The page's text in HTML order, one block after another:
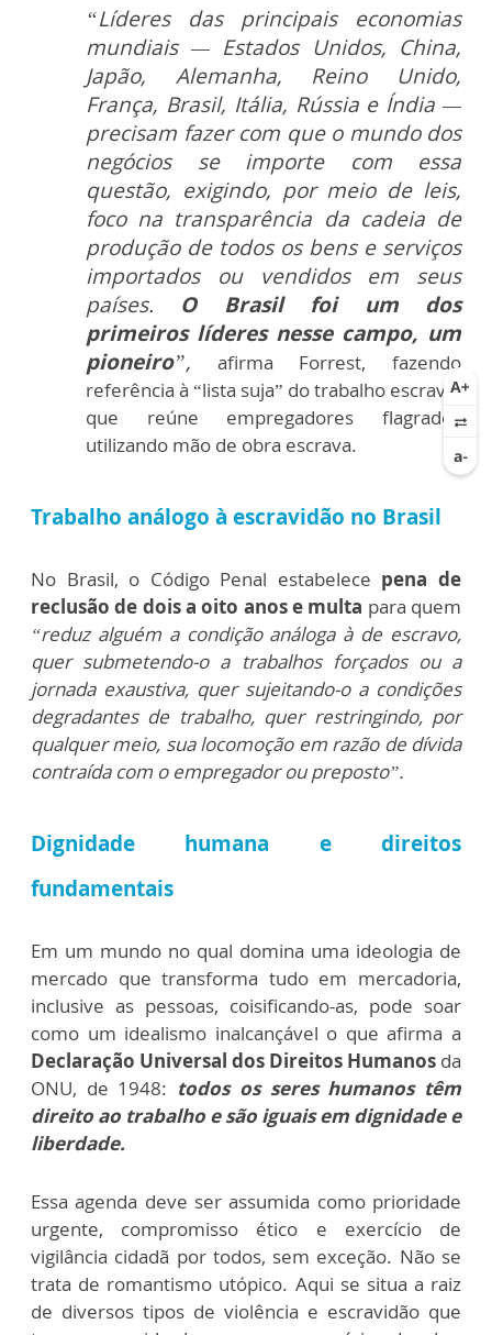
“Líderes das principais economias
mundiais — Estados Unidos, China,
Japão, Alemanha, Reino Unido,
França, Brasil, Itália, Rússia e Índia —
precisam fazer com que o mundo dos
negócios se importe com essa
questão, exigindo, por meio de leis,
foco na transparência da cadeia de
produção de todos os bens e serviços
importados ou vendidos em seus
países. O Brasil foi um dos
primeiros líderes nesse campo, um
pioneiro”, afirma Forrest, fazendo
referência à “lista suja” do trabalho escravo,
que reúne empregadores flagrados
utilizando mão de obra escrava.
Trabalho análogo à escravidão no Brasil
No Brasil, o Código Penal estabelece pena de
reclusão de dois a oito anos e multa para quem
“reduz alguém a condição análoga à de escravo,
quer submetendo-o a trabalhos forçados ou a
jornada exaustiva, quer sujeitando-o a condições
degradantes de trabalho, quer restringindo, por
qualquer meio, sua locomoção em razão de dívida
contraída com o empregador ou preposto”.
Dignidade humana e direitos
fundamentais
Em um mundo no qual domina uma ideologia de
mercado que transforma tudo em mercadoria,
inclusive as pessoas, coisificando-as, pode soar
como um idealismo inalcançável o que afirma a
Declaração Universal dos Direitos Humanos da
ONU, de 1948: todos os seres humanos têm
direito ao trabalho e são iguais em dignidade e
liberdade.
Essa agenda deve ser assumida como prioridade
urgente, compromisso ético e exercício de
vigilância cidadã por todos, sem exceção. Não se
trata de romantismo utópico. Aqui se situa a raiz
de diversos tipos de violência e escravidão que